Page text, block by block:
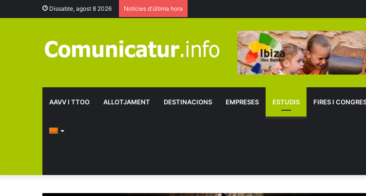
Dissabte, agost 8 2026 Notícies d'última hora
AAVV I TTOO ALLOTJAMENT DESTINACIONS EMPRESES ESTUDIS FIRES I